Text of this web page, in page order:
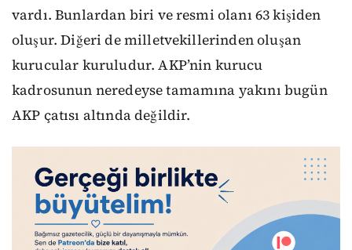
vardı. Bunlardan biri ve resmi olanı 63 kişiden
oluşur. Diğeri de milletvekillerinden oluşan
kurucular kuruludur. AKP’nin kurucu
kadrosunun neredeyse tamamına yakını bugün
AKP çatısı altında değildir.